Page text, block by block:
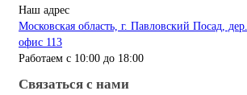
Наш адрес
Московская область, г. Павловский Посад,
офис 113
Работаем с 10:00 до 18:00
Связаться с нами